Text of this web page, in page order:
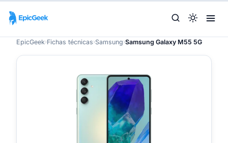
EpicGeek›Fichas técnicas›Samsung›Samsung Galaxy M55 5G